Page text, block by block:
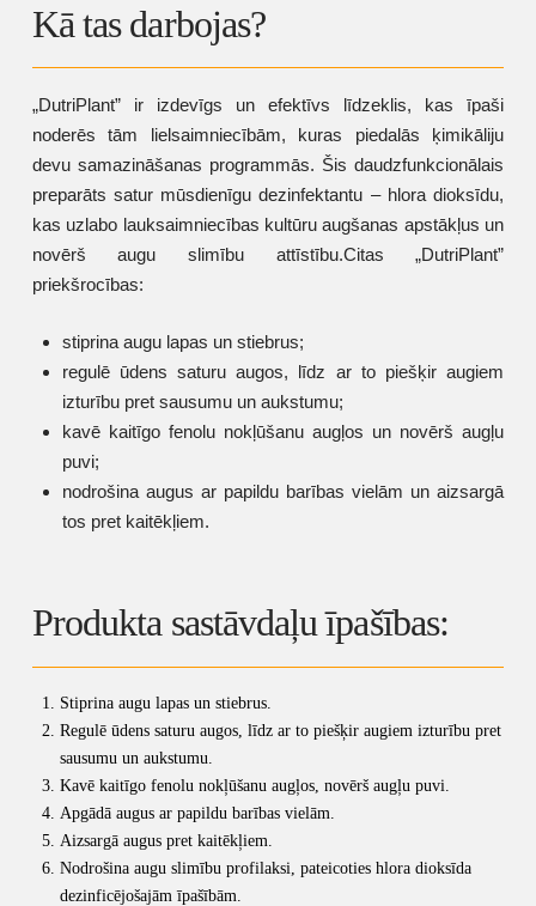
Kā tas darbojas?
„DutriPlant” ir izdevīgs un efektīvs līdzeklis, kas īpaši
noderēs tām lielsaimniecībām, kuras piedalās ķimikāliju
devu samazināšanas programmās. Šis daudzfunkcionālais
preparāts satur mūsdienīgu dezinfektantu – hlora dioksīdu,
kas uzlabo lauksaimniecības kultūru augšanas apstākļus un
novērš augu slimību attīstību.Citas „DutriPlant”
priekšrocības:
stiprina augu lapas un stiebrus;
regulē ūdens saturu augos, līdz ar to piešķir augiem
izturību pret sausumu un aukstumu;
kavē kaitīgo fenolu nokļūšanu augļos un novērš augļu
puvi;
nodrošina augus ar papildu barības vielām un aizsargā
tos pret kaitēkļiem.
Produkta sastāvdaļu īpašības:
Stiprina augu lapas un stiebrus.
Regulē ūdens saturu augos, līdz ar to piešķir augiem izturību pret
sausumu un aukstumu.
Kavē kaitīgo fenolu nokļūšanu augļos, novērš augļu puvi.
Apgādā augus ar papildu barības vielām.
Aizsargā augus pret kaitēkļiem.
Nodrošina augu slimību profilaksi, pateicoties hlora dioksīda
dezinficējošajām īpašībām.